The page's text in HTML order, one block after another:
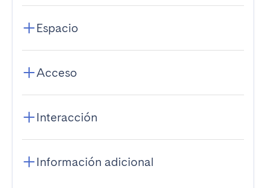
Espacio
Acceso
Interacción
Información adicional